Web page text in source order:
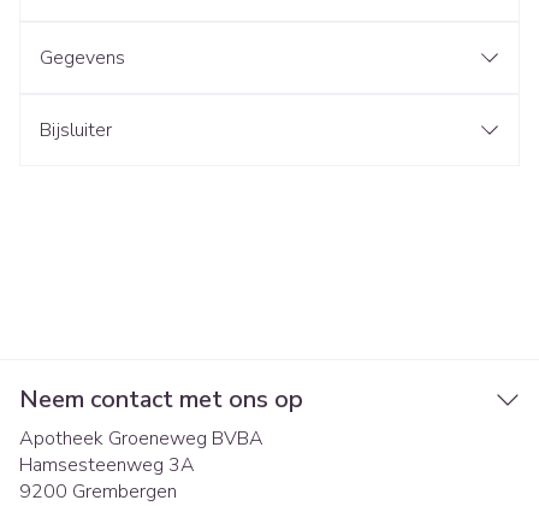
Gegevens
Bijsluiter
Neem contact met ons op
Apotheek Groeneweg BVBA
Hamsesteenweg 3A
9200 Grembergen